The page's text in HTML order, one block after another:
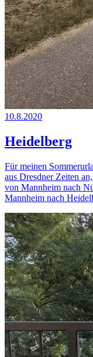
10.8.2020
Heidelberg
Für meinen
aus Dresdner Zeiten
von Mannheim nach
Mannheim nach